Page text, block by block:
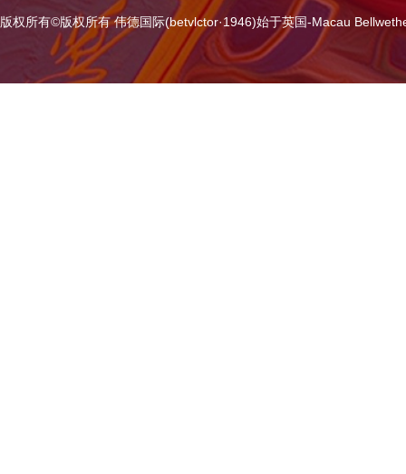
版权所有©版权所有 伟德国际(betvlctor·1946)始于英国-Macau